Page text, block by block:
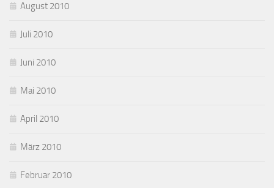
August 2010
Juli 2010
Juni 2010
Mai 2010
April 2010
März 2010
Februar 2010